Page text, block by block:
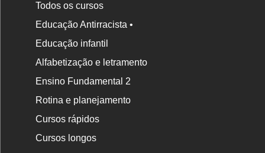
Todos os cursos
Educação Antirracista •
Educação infantil
Alfabetização e letramento
Ensino Fundamental 2
Rotina e planejamento
Cursos rápidos
Cursos longos